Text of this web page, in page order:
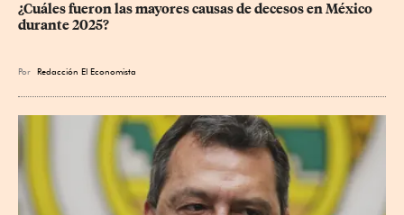
¿Cuáles fueron las mayores causas de decesos en México
durante 2025?
Por Redacción El Economista